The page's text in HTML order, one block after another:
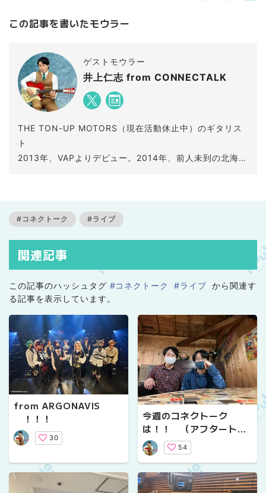
この記事を書いたモウラー
ゲストモウラー
井上仁志 from CONNECTALK
THE TON-UP MOTORS（現在活動休止中）のギタリス
ト
2013年、VAPよりデビュー。2014年、前人未到の北海道
幌延町観光大使、AIR-G’(FM北海道)「CONNEKTALK」
#コネクトーク #ライブ
関連記事
この記事のハッシュタグ #コネクトーク #ライブ から関連す
る記事を表示しています。
from ARGONAVIS
！！！
30
今週のコネクトーク
は！！ （アフタートー
クVol.１４）
54